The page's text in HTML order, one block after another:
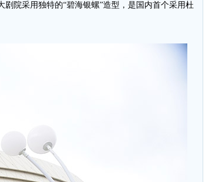
院采用独特的“碧海银螺”造型，是国内首个采用杜